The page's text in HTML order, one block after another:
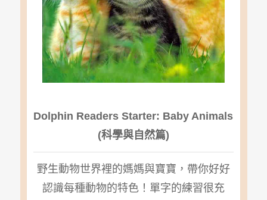
Dolphin Readers Starter: Baby Animals
(科學與自然篇)
野生動物世界裡的媽媽與寶寶，帶你好好
認識每種動物的特色！單字的練習很充